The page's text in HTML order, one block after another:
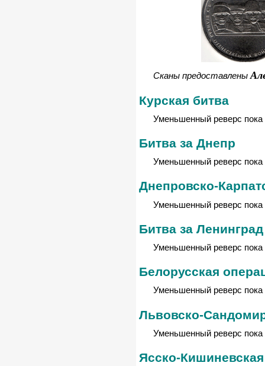
Сканы предоставлены
Курская битва
Уменьшенный реверс пока
Битва за Днепр
Уменьшенный реверс пока
Днепровско-
Уменьшенный реверс пока
Битва за Ленинград
Уменьшенный реверс пока
Белорусская
Уменьшенный реверс пока
Львовско-
Уменьшенный реверс пока
Ясско-